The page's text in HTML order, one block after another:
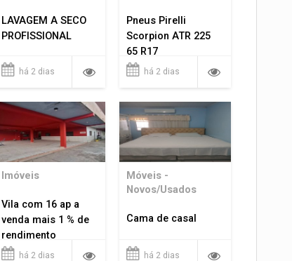
LAVAGEM A SECO
PROFISSIONAL
há 2 dias
Pneus Pirelli
Scorpion ATR 225
65 R17
há 2 dias
Imóveis
Vila com 16 ap a
venda mais 1 % de
rendimento
há 2 dias
Móveis -
Novos/Usados
Cama de casal
há 2 dias